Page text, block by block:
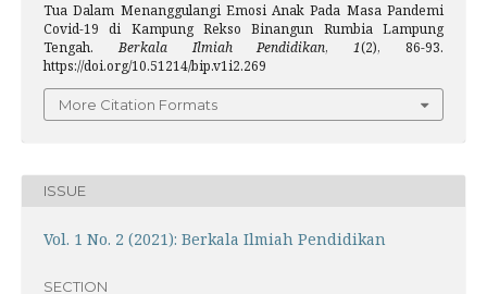
Tua Dalam Menanggulangi Emosi Anak Pada Masa Pandemi
Covid-19 di Kampung Rekso Binangun Rumbia Lampung
Tengah.Berkala Ilmiah Pendidikan,1(2), 86-93.
https://doi.org/10.51214/bip.v1i2.269
More Citation Formats
ISSUE
Vol. 1 No. 2 (2021): Berkala Ilmiah Pendidikan
SECTION